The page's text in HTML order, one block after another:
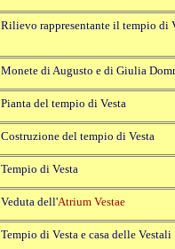
Rilievo rappresentante il tempio di
Monete di Augusto e di Giulia
Pianta del tempio di Vesta
Costruzione del tempio di Vesta
Tempio di Vesta
Veduta dell'Atrium Vestae
Tempio di Vesta e casa delle Vestali